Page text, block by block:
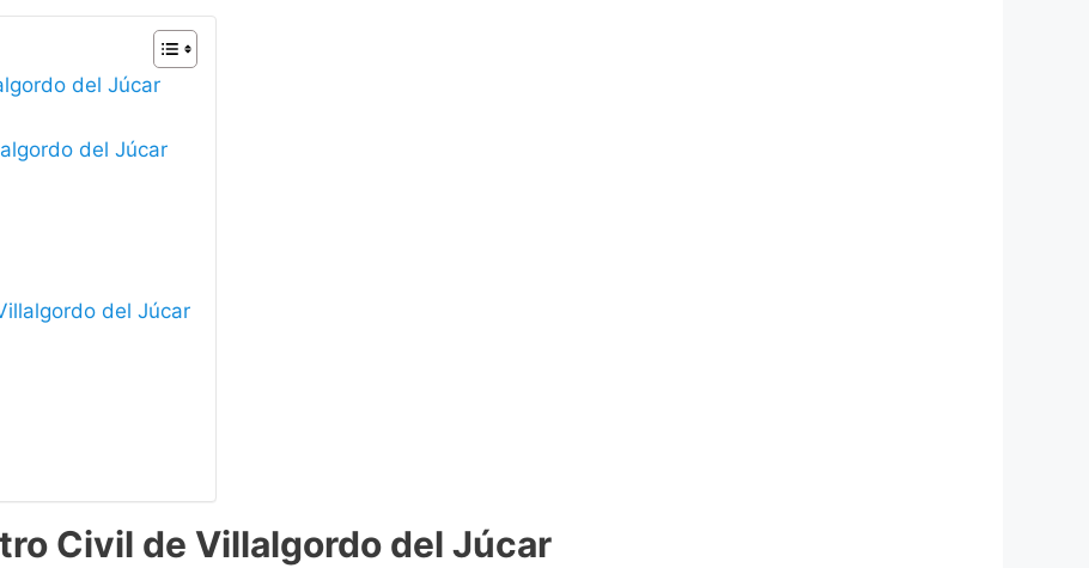
del Júcar
del Júcar
del Júcar
Civil de Villalgordo del Júcar